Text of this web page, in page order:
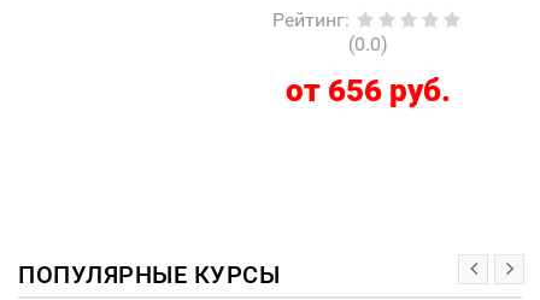
Рейтинг:
(0.0)
от 656 руб.
ПОПУЛЯРНЫЕ КУРСЫ